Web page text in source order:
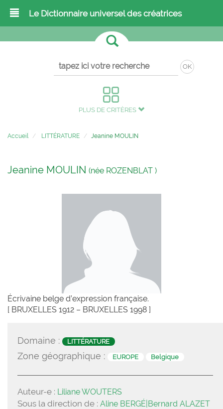
Le Dictionnaire universel des créatrices
OK
PLUS DE CRITÈRES
Accueil LITTÉRATURE Jeanine MOULIN
Jeanine MOULIN (née ROZENBLAT )
Écrivaine belge d’expression française.
[ BRUXELLES 1912 – BRUXELLES 1998 ]
Domaine : LITTÉRATURE
Zone géographique : EUROPE Belgique
Auteur-e : Liliane WOUTERS
Sous la direction de : Aline BERGÉ|Bernard ALAZET